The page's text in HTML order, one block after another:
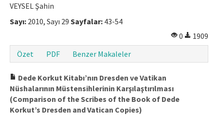
Yayın İlkeleri
İletişim
Makale Gönder
ISSN: 1301-0077 · e-ISSN: 2651-5091
VEYSEL Şahin
Sayı: 2010, Sayı 29 Sayfalar: 43-54
0
1909
Özet
PDF Benzer Makaleler
Dede Korkut Kitabı’nın Dresden ve Vatikan
Nüshalarının Müstensihlerinin Karşılaştırılması
(Comparison of the Scribes of the Book of Dede
Korkut’s Dresden and Vatican Copies)